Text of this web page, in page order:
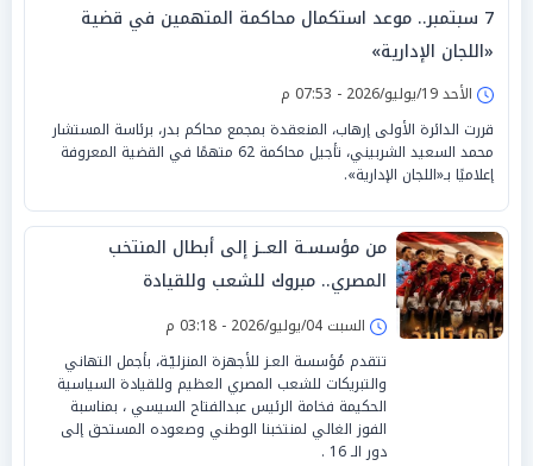
7 سبتمبر.. موعد استكمال محاكمة المتهمين في قضية
«اللجان الإدارية»
الأحد 19/يوليو/2026 - 07:53 م
قررت الدائرة الأولى إرهاب، المنعقدة بمجمع محاكم بدر، برئاسة المستشار
محمد السعيد الشربيني، تأجيل محاكمة 62 متهمًا في القضية المعروفة
إعلاميًا بـ«اللجان الإدارية».
من مؤسسـة العــز إلى أبطال المنتخب
المصري.. مبروك للشعب وللقيادة
السبت 04/يوليو/2026 - 03:18 م
تتقدم مُؤسسة العـز للأجهزة المنزليّـة، بأجمل التهاني
والتبريكات للشعب المصري العظيم وللقيادة السياسية
الحكيمة فخامة الرئيس عبدالفتاح السيسي ، بمناسبة
الفوز الغالي لمنتخبنا الوطني وصعوده المستحق إلى
دور الـ 16 .